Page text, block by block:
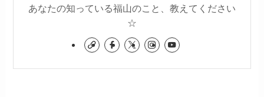
あなたの知っている福山のこと、教えてください
☆